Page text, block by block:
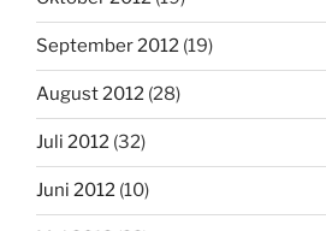
September 2012 (19)
August 2012 (28)
Juli 2012 (32)
Juni 2012 (10)